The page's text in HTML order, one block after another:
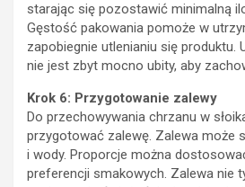
starając się pozostawić minimalną
Gęstość pakowania pomoże w
zapobiegnie utlenianiu się produktu.
nie jest zbyt mocno ubity, aby
Krok 6: Przygotowanie zalewy
Do przechowywania chrzanu w
przygotować zalewę. Zalewa może
i wody. Proporcje można
preferencji smakowych. Zalewa nie